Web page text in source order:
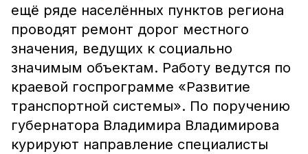
ещё ряде населённых пунктов региона
проводят ремонт дорог местного
значения, ведущих к социально
значимым объектам. Работу ведутся по
краевой госпрограмме «Развитие
транспортной системы». По поручению
губернатора Владимира Владимирова
курируют направление специалисты